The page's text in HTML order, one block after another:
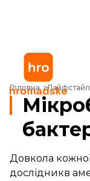
Головна Лайфстайл
Мікробіологи
Довкола
дослідникв